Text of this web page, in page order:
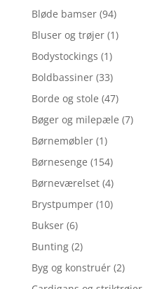
Bløde bamser (94)
Bluser og trøjer (1)
Bodystockings (1)
Boldbassiner (33)
Borde og stole (47)
Bøger og milepæle (7)
Børnemøbler (1)
Børnesenge (154)
Børneværelset (4)
Brystpumper (10)
Bukser (6)
Bunting (2)
Byg og konstruér (2)